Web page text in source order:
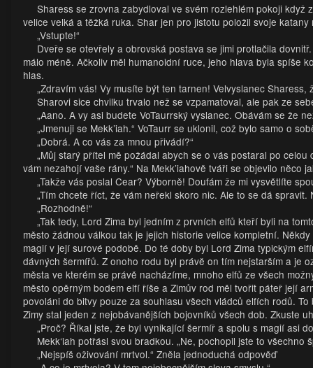
Sharess se zrovna zabydloval ve svém rozlehlém pokoji
velice velká a těžká ruka. Shar jen pro jistotu položil svoje
„Vstupte!“
Dveře se otevřely a obrovská postava se jimi protlačila
málo méně. Ačkoliv měl humanoidní ruce, jeho hlava byla spíše
hlas.
„Zdravím vás! Vy musíte být ten tarnen! Velvyslanec Sharess,
Sharovi sice chvilku trvalo než se vzpamatoval, ale pak ze
„Aano. A vy asi budete VoTaurrský vyslanec. Obávám se že
„Jmenuji se Mekk’iah.“ VoTaurr se uklonil, což bylo samo o
„Dobrá. A co vás za mnou přivádí?“
„Můj starý přítel mě požádal abych se o vás postaral po
vám nezahojí vaše rány.“ Na Mekk’iahově tváři se objevilo něco
„Takže vás poslal Cear? Výborně! Doufám že mi vysvětlíte
„Tím chcete říct, že vám neřekl skoro nic. Ale to se dá
„Rozhodně!“
„Tak tedy, Lord Zima byl jedním z prvních elfů kteří byli na
město žádnou válkou tak je jejich historie velice kompletní.
magií v její surové podobě. Do té doby byl Lord Zima typickým
dávných šermířů. Z onoho rodu byl právě on tím nejstarším a je
města ve kterém se právě nacházíme, mnoho elfů ze všech
město opěrným bodem elfí říše a Zimův rod měl tvořit páteř její
povoláni do bitvy pouze za souhlasu všech vládců elfích rodů.
Zimy stal jeden z nejobávanějších bojovníků všech dob. Zkuste
„Proč? Říkal jste, že byl vynikající šermíř a spolu s magií asi
Mekk‘iah potřásl svou bradkou. „Ne, pochopil jste to všechno
„Nejspíš oživování mrtvol.“ Zněla jednoduchá odpověď